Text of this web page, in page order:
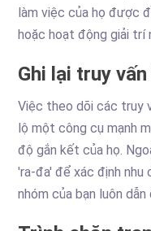
làm việc của họ được
hoặc hoạt động giải trí
Ghi lại truy
Việc theo dõi các truy
lộ một công cụ mạnh
độ gắn kết của họ.
'ra-đa' để xác định nhu
nhóm của bạn luôn